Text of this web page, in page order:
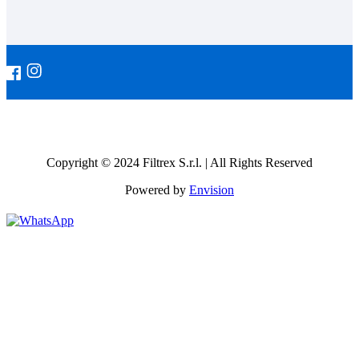
Copyright © 2024 Filtrex S.r.l. | All Rights Reserved
Powered by Envision